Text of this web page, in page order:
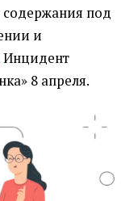
содержания под
и
Инцидент
8 апреля.